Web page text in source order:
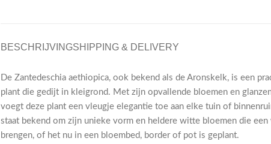
BESCHRIJVINGSHIPPING & DELIVERY
De Zantedeschia aethiopica, ook bekend als de Aronskelk, is een
plant die gedijt in kleigrond. Met zijn opvallende bloemen en
voegt deze plant een vleugje elegantie toe aan elke tuin of
staat bekend om zijn unieke vorm en heldere witte bloemen die
brengen, of het nu in een bloembed, border of pot is geplant.